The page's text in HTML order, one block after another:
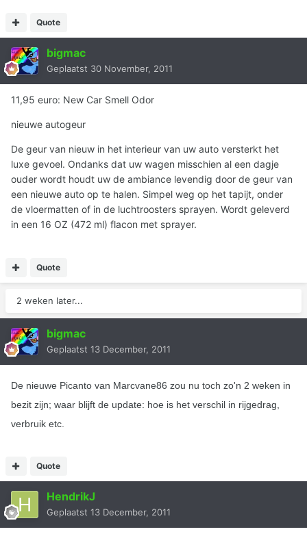
Quote
bigmac
Geplaatst 30 November, 2011
11,95 euro: New Car Smell Odor
nieuwe autogeur
De geur van nieuw in het interieur van uw auto versterkt het
luxe gevoel. Ondanks dat uw wagen misschien al een dagje
ouder wordt houdt uw de ambiance levendig door de geur van
een nieuwe auto op te halen. Simpel weg op het tapijt, onder
de vloermatten of in de luchtroosters sprayen. Wordt geleverd
in een 16 OZ (472 ml) flacon met sprayer.
Quote
2 weken later...
bigmac
Geplaatst 13 December, 2011
De nieuwe Picanto van Marcvane86 zou nu toch zo'n 2 weken in
bezit zijn; waar blijft de update: hoe is het verschil in rijgedrag,
verbruik etc.
Quote
HendrikJ
Geplaatst 13 December, 2011